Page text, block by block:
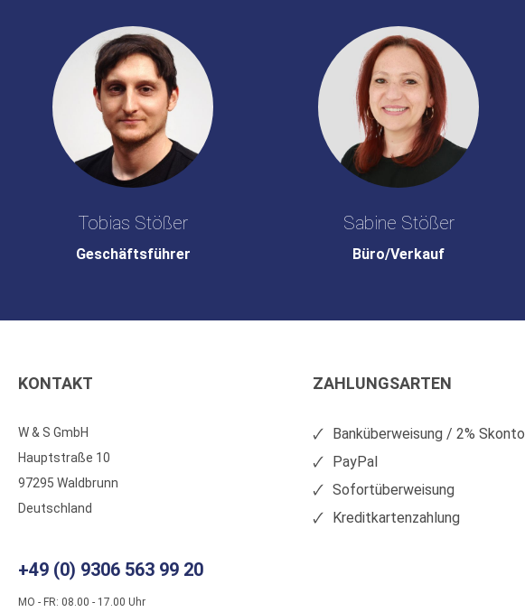
Tobias Stößer
Geschäftsführer
Sabine Stößer
Büro/Verkauf
KONTAKT
W & S GmbH
Hauptstraße 10
97295 Waldbrunn
Deutschland
+49 (0) 9306 563 99 20
MO - FR: 08.00 - 17.00 Uhr
ZAHLUNGSARTEN
Banküberweisung / 2% Skonto
PayPal
Sofortüberweisung
Kreditkartenzahlung